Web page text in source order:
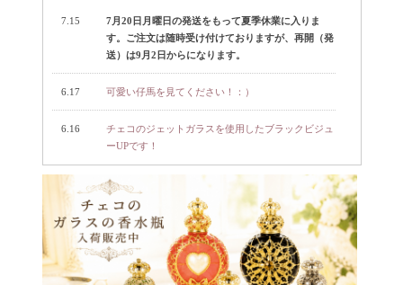
7.15
7月20日月曜日の発送をもって夏季休業に入りま
す。ご注文は随時受け付けておりますが、再開（発
送）は9月2日からになります。
6.17 可愛い仔馬を見てください！：）
6.16
チェコのジェットガラスを使用したブラックビジュ
ーUPです！
5.22
ヴィンテージ・メタルボタンを7点アップしまし
た！
5.15 手前味噌で失礼します。着物ライフのブログです。
5.11 たんぽぽ茶のことブログに書きました！